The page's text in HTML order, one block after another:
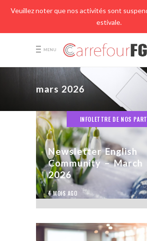
Veuillez noter que nos activités sont
estivale.
MENU
mars 2026
INFOLETTRE DE NOS
Newsletter English
Community – March
2026
4 MOIS AGO